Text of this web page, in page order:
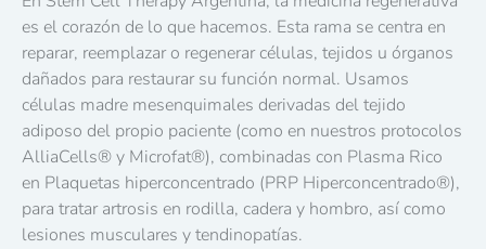
es el corazón de lo que hacemos. Esta rama se centra en
reparar, reemplazar o regenerar células, tejidos u órganos
dañados para restaurar su función normal. Usamos
células madre mesenquimales derivadas del tejido
adiposo del propio paciente (como en nuestros protocolos
AlliaCells® y Microfat®), combinadas con Plasma Rico
en Plaquetas hiperconcentrado (PRP Hiperconcentrado®),
para tratar artrosis en rodilla, cadera y hombro, así como
lesiones musculares y tendinopatías.